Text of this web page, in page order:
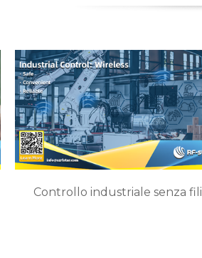
Controllo industriale senza fili